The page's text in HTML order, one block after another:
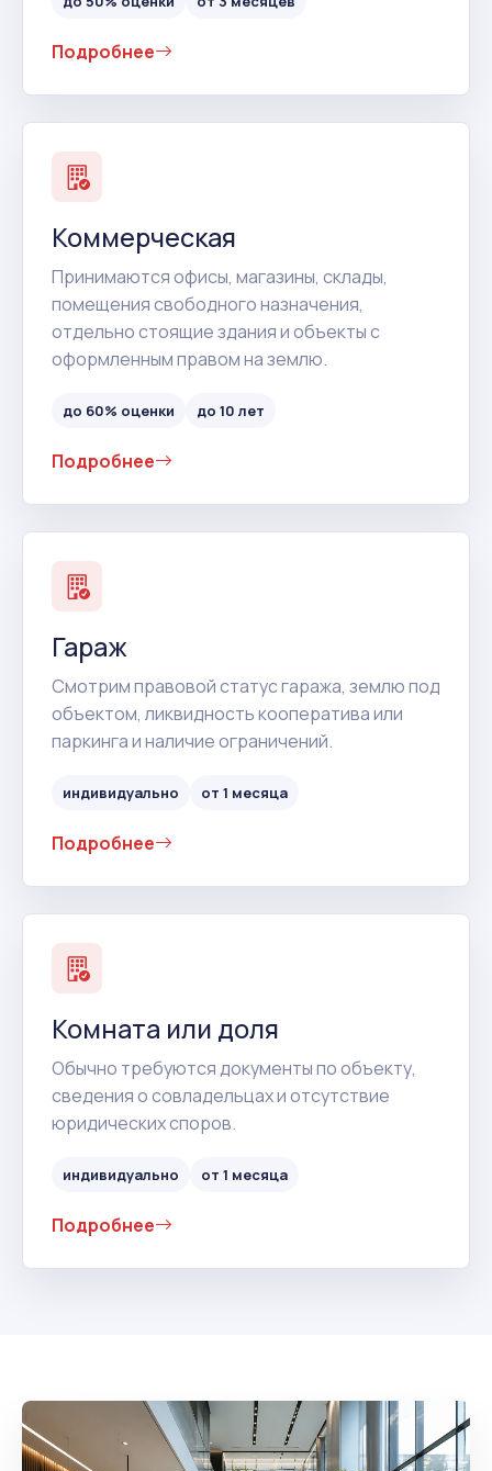
Подробнее
Коммерческая
Принимаются офисы, магазины, склады,
помещения свободного назначения,
отдельно стоящие здания и объекты с
оформленным правом на землю.
до 60% оценки до 10 лет
Подробнее
Гараж
Смотрим правовой статус гаража, землю под
объектом, ликвидность кооператива или
паркинга и наличие ограничений.
индивидуально от 1 месяца
Подробнее
Комната или доля
Обычно требуются документы по объекту,
сведения о совладельцах и отсутствие
юридических споров.
индивидуально от 1 месяца
Подробнее